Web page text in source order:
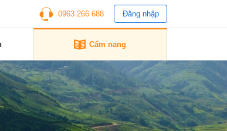
0963 266 688 Đăng nhập
Cẩm nang